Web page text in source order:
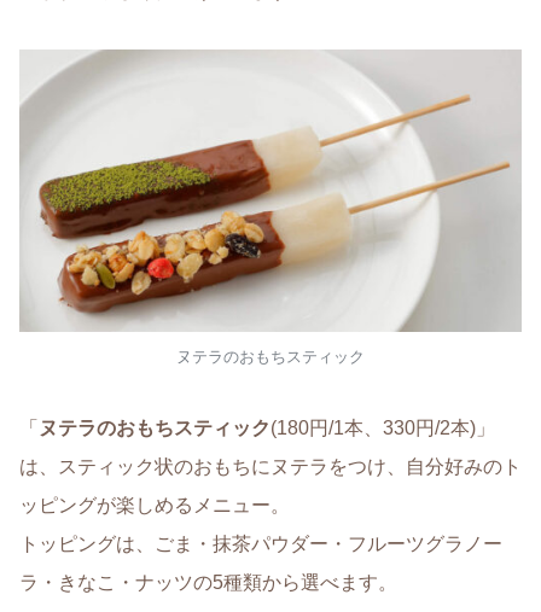
ヌテラのおもちスティック
「 ヌテラのおもちスティック(180円/1本、330円/2本)」
は、スティック状のおもちにヌテラをつけ、自分好みのト
ッピングが楽しめるメニュー。
トッピングは、ごま・抹茶パウダー・フルーツグラノー
ラ・きなこ・ナッツの5種類から選べます。